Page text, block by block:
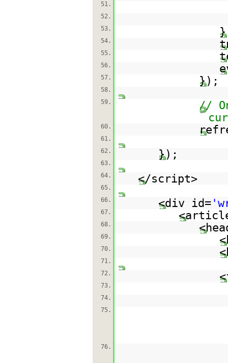
51.
52.
53.
}
54.
55.
56.
57. });
58.
59.
//
60.
61.
62.
});
63.
64.
</script>
65.
66.
<div id=
67.
68.
69.
70.
71.
72.
73.
74.
75.
76.